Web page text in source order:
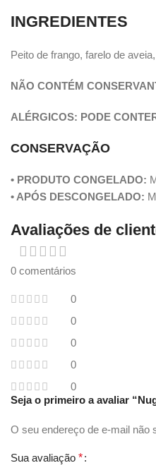
INGREDIENTES
Peito de frango, farelo de
NÃO CONTÉM
ALÉRGICOS: PODE
CONSERVAÇÃO
• PRODUTO CONGELADO:
• APÓS DESCONGELADO:
Avaliações de
0 comentários
0
0
0
0
0
Seja o primeiro a avaliar
O seu endereço de e-mail não
Sua avaliação *